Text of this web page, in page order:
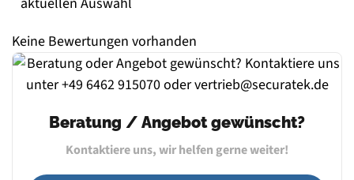
Keine Bewertungen vorhanden
Beratung / Angebot gewünscht?
Kontaktiere uns, wir helfen gerne weiter!